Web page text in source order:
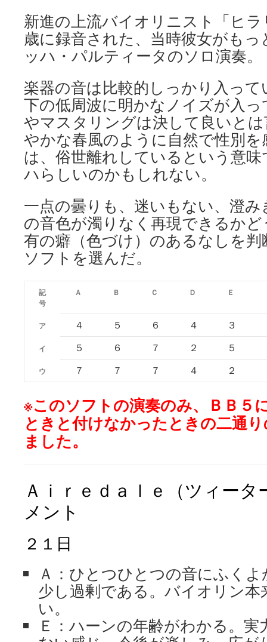
新進の上流バイオリニスト「ヒ
歳に録音された、当時彼女がも
ッハ・パルティータのソロ演奏。
楽器の音は比較的しっかり入っ
下の低周波に明かなノイズが入
やマスタリングは決して良いと
やかな春風のように自然で性別
は、俗世離れしているという意
ハらしいのかもしれない。
一点の曇りも、迷いもない、澄
の音色が濁りなく再現できるか
有の癖（色づけ）のあるなしを
ソフトを選んだ。
記
号
Ａ Ｂ Ｃ Ｄ Ｅ
ア ４ ５ ６ ４ ３
イ ５ ６ ７ ２ ５
ウ ７ ７ ７ ４ ２
※このソフトの演奏のみ、ＢＢ５
ときと付けなかったときの二通
ました。
Ａｉｒｅｄａｌｅ（ツィー
メント
２１日
Ａ：ひとつひとつの音にふく
少し過剰である。バイオリン
い。
Ｅ：ハーンの年齢がわかる。